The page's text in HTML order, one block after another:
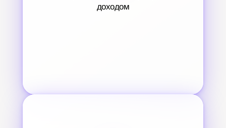
доходом